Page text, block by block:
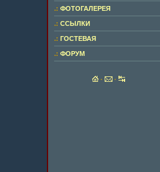
.: ФОТОГАЛЕРЕЯ
.: ССЫЛКИ
.: ГОСТЕВАЯ
.: ФОРУМ
· ·